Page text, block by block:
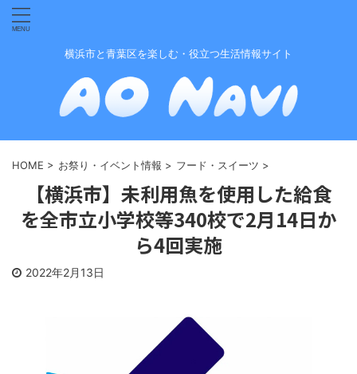
横浜市と青葉区を楽しむ・役立つ生活情報サイト
HOME > お祭り・イベント情報 > フード・スイーツ >
【横浜市】未利用魚を使用した給食
を全市立小学校等340校で2月14日か
ら4回実施
2022年2月13日